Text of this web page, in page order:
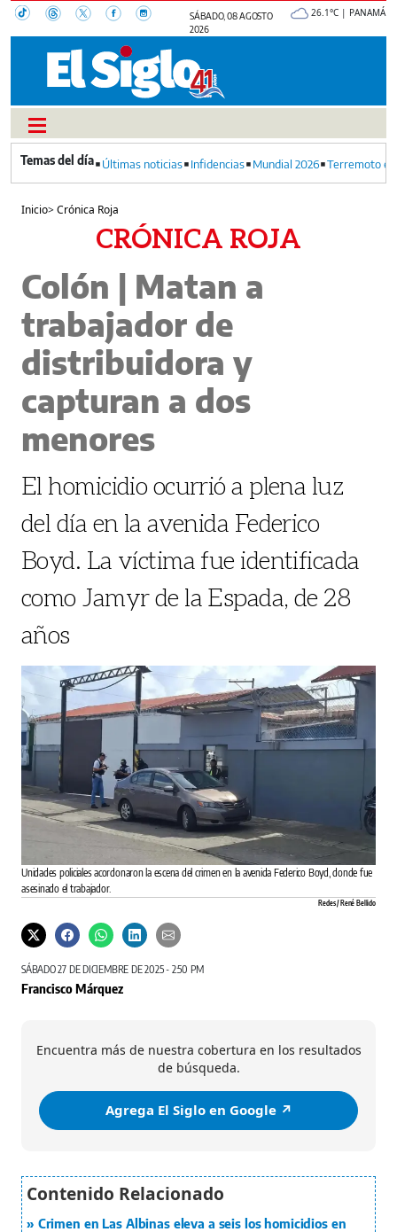
SÁBADO, 08 AGOSTO
2026
26.1°C | PANAMÁ
Últimas noticias Infidencias Mundial 2026 Terremoto
Inicio>Crónica Roja
CRÓNICA ROJA
Colón | Matan a
trabajador de
distribuidora y
capturan a dos
menores
El homicidio ocurrió a plena luz
del día en la avenida Federico
Boyd. La víctima fue identificada
como Jamyr de la Espada, de 28
años
Unidades policiales acordonaron la escena del crimen en la avenida Federico Boyd, donde fue
asesinado el trabajador.
Redes / René Bellido
SÁBADO 27 DE DICIEMBRE DE 2025 - 2:50 PM
Francisco Márquez
Encuentra más de nuestra cobertura en los resultados
de búsqueda.
Agrega El Siglo en Google ↗️
Crimen en Las Albinas eleva a seis los homicidios en